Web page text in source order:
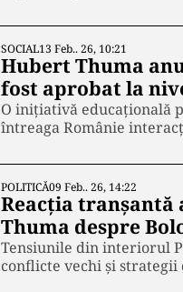
SOCIAL13 Feb.. 26, 10:21
Hubert Thuma
fost aprobat la
O inițiativă educațională
întreaga Românie
POLITICĂ09 Feb.. 26, 14:22
Reacția tranșantă
Thuma despre
Tensiunile din interiorul
conflicte vechi și strategii